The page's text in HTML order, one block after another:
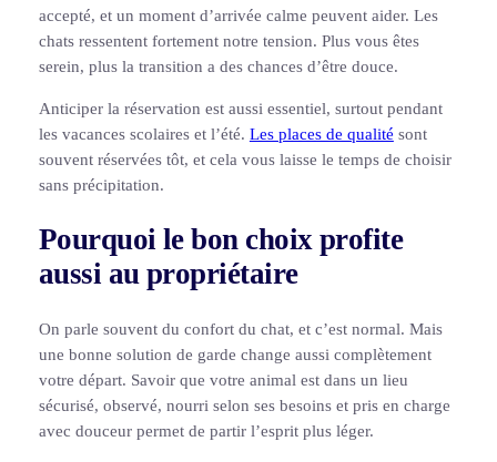
accepté, et un moment d’arrivée calme peuvent aider. Les
chats ressentent fortement notre tension. Plus vous êtes
serein, plus la transition a des chances d’être douce.
Anticiper la réservation est aussi essentiel, surtout pendant
les vacances scolaires et l’été. Les places de qualité sont
souvent réservées tôt, et cela vous laisse le temps de choisir
sans précipitation.
Pourquoi le bon choix profite
aussi au propriétaire
On parle souvent du confort du chat, et c’est normal. Mais
une bonne solution de garde change aussi complètement
votre départ. Savoir que votre animal est dans un lieu
sécurisé, observé, nourri selon ses besoins et pris en charge
avec douceur permet de partir l’esprit plus léger.